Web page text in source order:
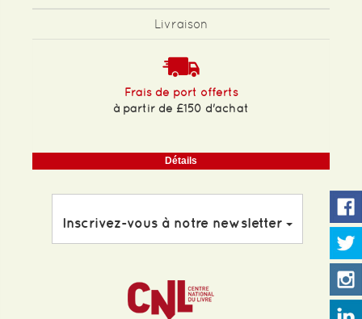
Livraison
Frais de port offerts
à partir de £150 d'achat
Détails
Inscrivez-vous à notre newsletter